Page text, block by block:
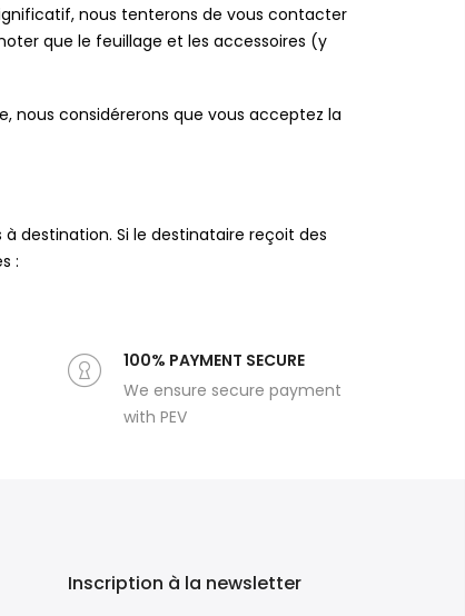
nous tenterons de vous contacter
que le feuillage et les accessoires (y
nous considérerons que vous acceptez la
destination. Si le destinataire reçoit des
:
100% PAYMENT SECURE
We ensure secure payment
with PEV
Inscription à la newsletter